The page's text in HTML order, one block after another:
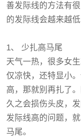
善发际线的方法有
的发际线会越来越低
1、 少扎高马尾
天气一热，很多女
仅凉快，还特显小
高，那就别再扎了
久之会损伤头皮，
发际线高的问题，
马尾。